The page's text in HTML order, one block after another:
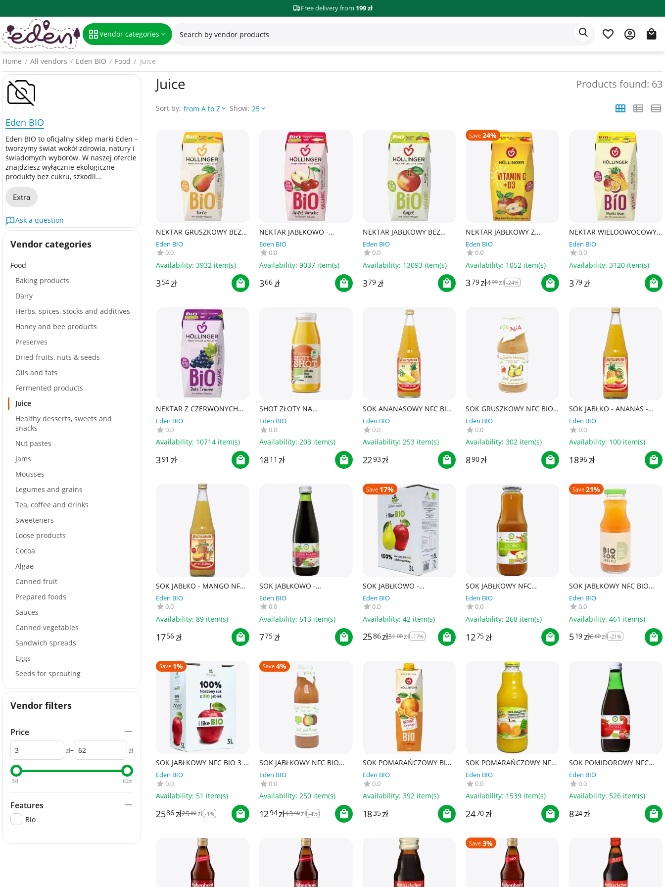
Free delivery from 199 zł
Vendor categories
Home / All vendors / Eden BIO / Food / Juice
Juice Products found: 63
Sort by: from A to Z Show: 25
NEKTAR GRUSZKOWY BEZ
DODATKU CUKRÓW BIO 200
ml - HOLLINGER
Eden BIO
0.0
Availability: 3932 item(s)
354 zł
NEKTAR JABŁKOWO -
WIŚNIOWY BEZ DODATKU
CUKRÓW BIO 200 ml -
HOLLINGER
Eden BIO
0.0
Availability: 9037 item(s)
366 zł
NEKTAR JABŁKOWY BEZ
DODATKU CUKRÓW BIO 200
ml - HOLLINGER
Eden BIO
0.0
Availability: 13093 item(s)
379 zł
Save 24%
NEKTAR JABŁKOWY Z
WITAMINĄ C I D BEZ
DODATKU CUKRÓW 200 ml
- HOLLINGER
Eden BIO
0.0
Availability: 1052 item(s)
379zł499zł -24%
NEKTAR WIELOOWOCOWY
+ MARCHEW BEZ DODATKU
CUKRÓW (MULTI SUNRISE)
BIO 200 ml - HOLLINGER
Eden BIO
0.0
Availability: 3120 item(s)
379 zł
NEKTAR Z CZERWONYCH
WINOGRON BEZ DODATKU
CUKRÓW BIO 200 ml -
HOLLINGER
Eden BIO
0.0
Availability: 10714 item(s)
391 zł
SHOT ZŁOTY NA
ODPORNOŚĆ KURKUMA -
IMBIR - ROKITNIK BIO 250
ml - DARY NATURY
Eden BIO
0.0
Availability: 203 item(s)
1811 zł
SOK ANANASOWY NFC BIO
700 ml - BEUTELSBACHER
Eden BIO
0.0
Availability: 253 item(s)
2293zł
SOK GRUSZKOWY NFC BIO
300 ml - TŁOCZNIA
MAURERA
Eden BIO
0.0
Availability: 302 item(s)
890zł
SOK JABŁKO - ANANAS -
MANGO NFC BIO 700 ml -
BEUTELSBACHER
Eden BIO
0.0
Availability: 100 item(s)
1896zł
SOK JABŁKO - MANGO NFC
DEMETER BIO 700 ml -
BEUTELSBACHER
Eden BIO
0.0
Availability: 89 item(s)
1756 zł
SOK JABŁKOWO -
BURACZKOWY NFC
BEZGLUTENOWY BIO 300 ml
- BIOFOOD
Eden BIO
0.0
Availability: 613 item(s)
775 zł
Save 17%
SOK JABŁKOWO -
GRUSZKOWY NFC BIO 3 L -
DOLINA CZERSKA
Eden BIO
0.0
Availability: 42 item(s)
2586zł3100zł -17%
SOK JABŁKOWY NFC
BEZGLUTENOWY BIO 1 L -
BIOFOOD
Eden BIO
0.0
Availability: 268 item(s)
1275 zł
Save 21%
SOK JABŁKOWY NFC BIO
250 ml - OWOCOWE SMAKI
Eden BIO
0.0
Availability: 461 item(s)
519zł660zł -21%
Save 1%
SOK JABŁKOWY NFC BIO 3 L
- DOLINA CZERSKA
Eden BIO
0.0
Availability: 51 item(s)
2586 zł2599 zł -1%
Save 4%
SOK JABŁKOWY NFC BIO
750 ml - TŁOCZNIA
MAURERA
Eden BIO
0.0
Availability: 250 item(s)
1294 zł1349 zł -4%
SOK POMARAŃCZOWY BIO
1 L - HOLLINGER
Eden BIO
0.0
Availability: 392 item(s)
1835zł
SOK POMARAŃCZOWY NFC
BIO 1 L - JAFFA GOLD
Eden BIO
0.0
Availability: 1539 item(s)
2470zł
SOK POMIDOROWY NFC
BEZGLUTENOWY BIO 300 ml
- BIOFOOD
Eden BIO
0.0
Availability: 526 item(s)
824zł
Save 3%
Eden BIO
Eden BIO to oficjalny sklep marki Eden –
tworzymy świat wokół zdrowia, natury i
świadomych wyborów. W naszej ofercie
znajdziesz wyłącznie ekologiczne
produkty bez cukru, szkodli...
Extra
Ask a question
Vendor categories
Food
Baking products
Dairy
Herbs, spices, stocks and additives
Honey and bee products
Preserves
Dried fruits, nuts & seeds
Oils and fats
Fermented products
Juice
Healthy desserts, sweets and
snacks
Nut pastes
Jams
Mousses
Legumes and grains
Tea, coffee and drinks
Sweeteners
Loose products
Cocoa
Algae
Canned fruit
Prepared foods
Sauces
Canned vegetables
Sandwich spreads
Eggs
Seeds for sprouting
Vendor filters
Price
zł– zł
3zł 62zł
Features
Bio